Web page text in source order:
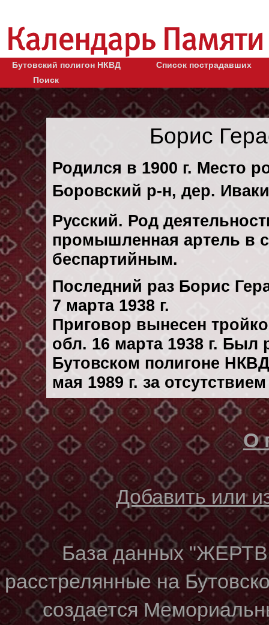
Бутовский полигон НКВД
Список пострадавших
Поиск
Борис
Родился в 1900 г. Место
Боровский р-н, дер.
Русский. Род
промышленная артель в
беспартийным.
Последний раз Борис
7 марта 1938 г.
Приговор вынесен
обл. 16 марта 1938 г. Был
Бутовском полигоне
мая 1989 г. за
О
Добавить или
База данных
расстрелянные на
создается